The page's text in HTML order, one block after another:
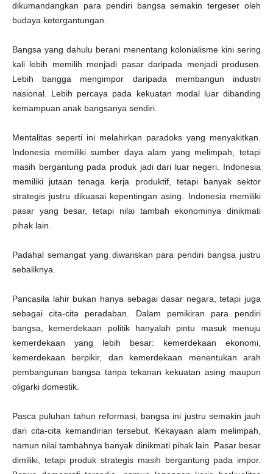
dikumandangkan para pendiri bangsa semakin tergeser oleh
budaya ketergantungan.
Bangsa yang dahulu berani menentang kolonialisme kini sering
kali lebih memilih menjadi pasar daripada menjadi produsen.
Lebih bangga mengimpor daripada membangun industri
nasional. Lebih percaya pada kekuatan modal luar dibanding
kemampuan anak bangsanya sendiri.
Mentalitas seperti ini melahirkan paradoks yang menyakitkan.
Indonesia memiliki sumber daya alam yang melimpah, tetapi
masih bergantung pada produk jadi dari luar negeri. Indonesia
memiliki jutaan tenaga kerja produktif, tetapi banyak sektor
strategis justru dikuasai kepentingan asing. Indonesia memiliki
pasar yang besar, tetapi nilai tambah ekonominya dinikmati
pihak lain.
Padahal semangat yang diwariskan para pendiri bangsa justru
sebaliknya.
Pancasila lahir bukan hanya sebagai dasar negara, tetapi juga
sebagai cita-cita peradaban. Dalam pemikiran para pendiri
bangsa, kemerdekaan politik hanyalah pintu masuk menuju
kemerdekaan yang lebih besar: kemerdekaan ekonomi,
kemerdekaan berpikir, dan kemerdekaan menentukan arah
pembangunan bangsa tanpa tekanan kekuatan asing maupun
oligarki domestik.
Pasca puluhan tahun reformasi, bangsa ini justru semakin jauh
dari cita-cita kemandirian tersebut. Kekayaan alam melimpah,
namun nilai tambahnya banyak dinikmati pihak lain. Pasar besar
dimiliki, tetapi produk strategis masih bergantung pada impor.